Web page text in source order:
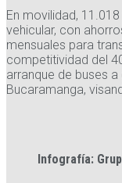
En movilidad,
vehicular, con
mensuales para
competitividad del
arranque de buses
Bucaramanga,
Infografía: